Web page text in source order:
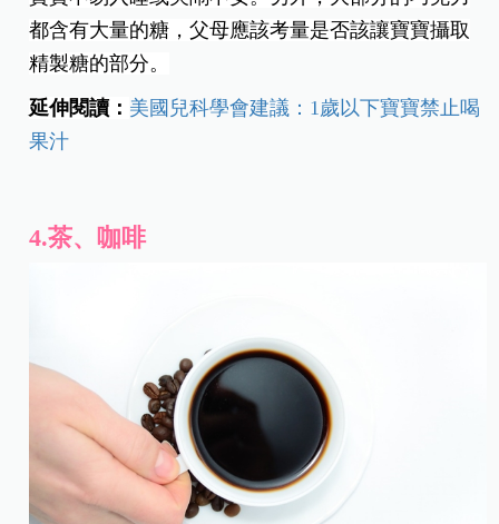
都含有大量的糖，父母應該考量是否該讓寶寶攝取
精製糖的部分。
延伸閱讀： 美國兒科學會建議：1歲以下寶寶禁止喝
果汁
4.茶、咖啡